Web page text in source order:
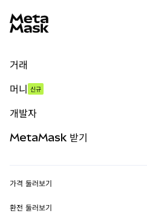
거래
무기한 선물
실물자산
머니 신규
개발자
MetaMask Connect
MetaMask 받기
가격 둘러보기
이더리움 가격
환전 둘러보기